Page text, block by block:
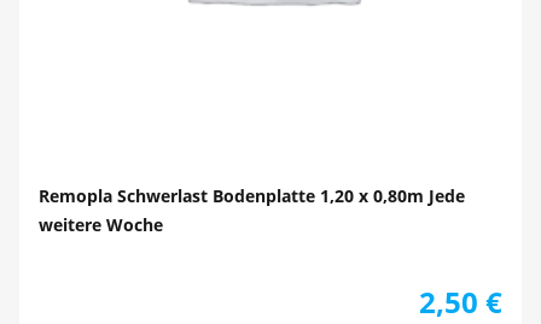
Remopla Schwerlast Bodenplatte 1,20 x 0,80m Jede
weitere Woche
2,50 €